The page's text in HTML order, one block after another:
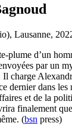
Lausanne,
plume d’un
par un
charge
dernier dans les
et de la
finalement
(bsn press)